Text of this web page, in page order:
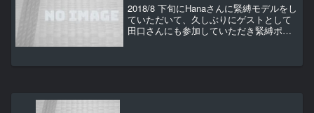
2018/8 下旬にHanaさんに緊縛モデルをし
ていただいて、久しぶりにゲストとして
田口さんにも参加していただき緊縛ポー
ため、縛っている状況を撮影することが